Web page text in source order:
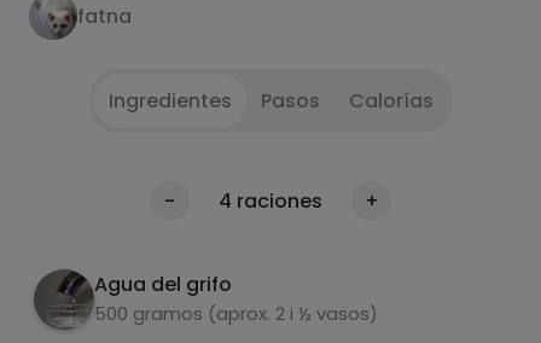
fatna
Ingredientes Pasos Calorías
- 4 raciones +
Agua del grifo
500 gramos (aprox. 2 i ½ vasos)
Poner todos los ingredientes junto a la
cebolla cortada en juliana en una olla
2 Hervir durante 20-30 minutos a fuego medio
3 Servir con arroz o cous cous